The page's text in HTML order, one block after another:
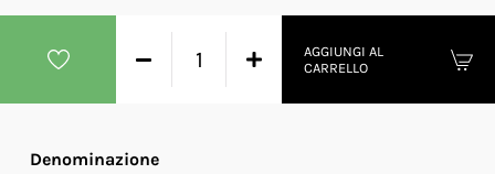
AGGIUNGI AL
CARRELLO
Denominazione